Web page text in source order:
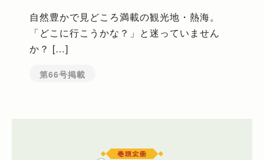
自然豊かで見どころ満載の観光地・熱海。
「どこに行こうかな？」と迷っていません
か？ […]
第66号掲載